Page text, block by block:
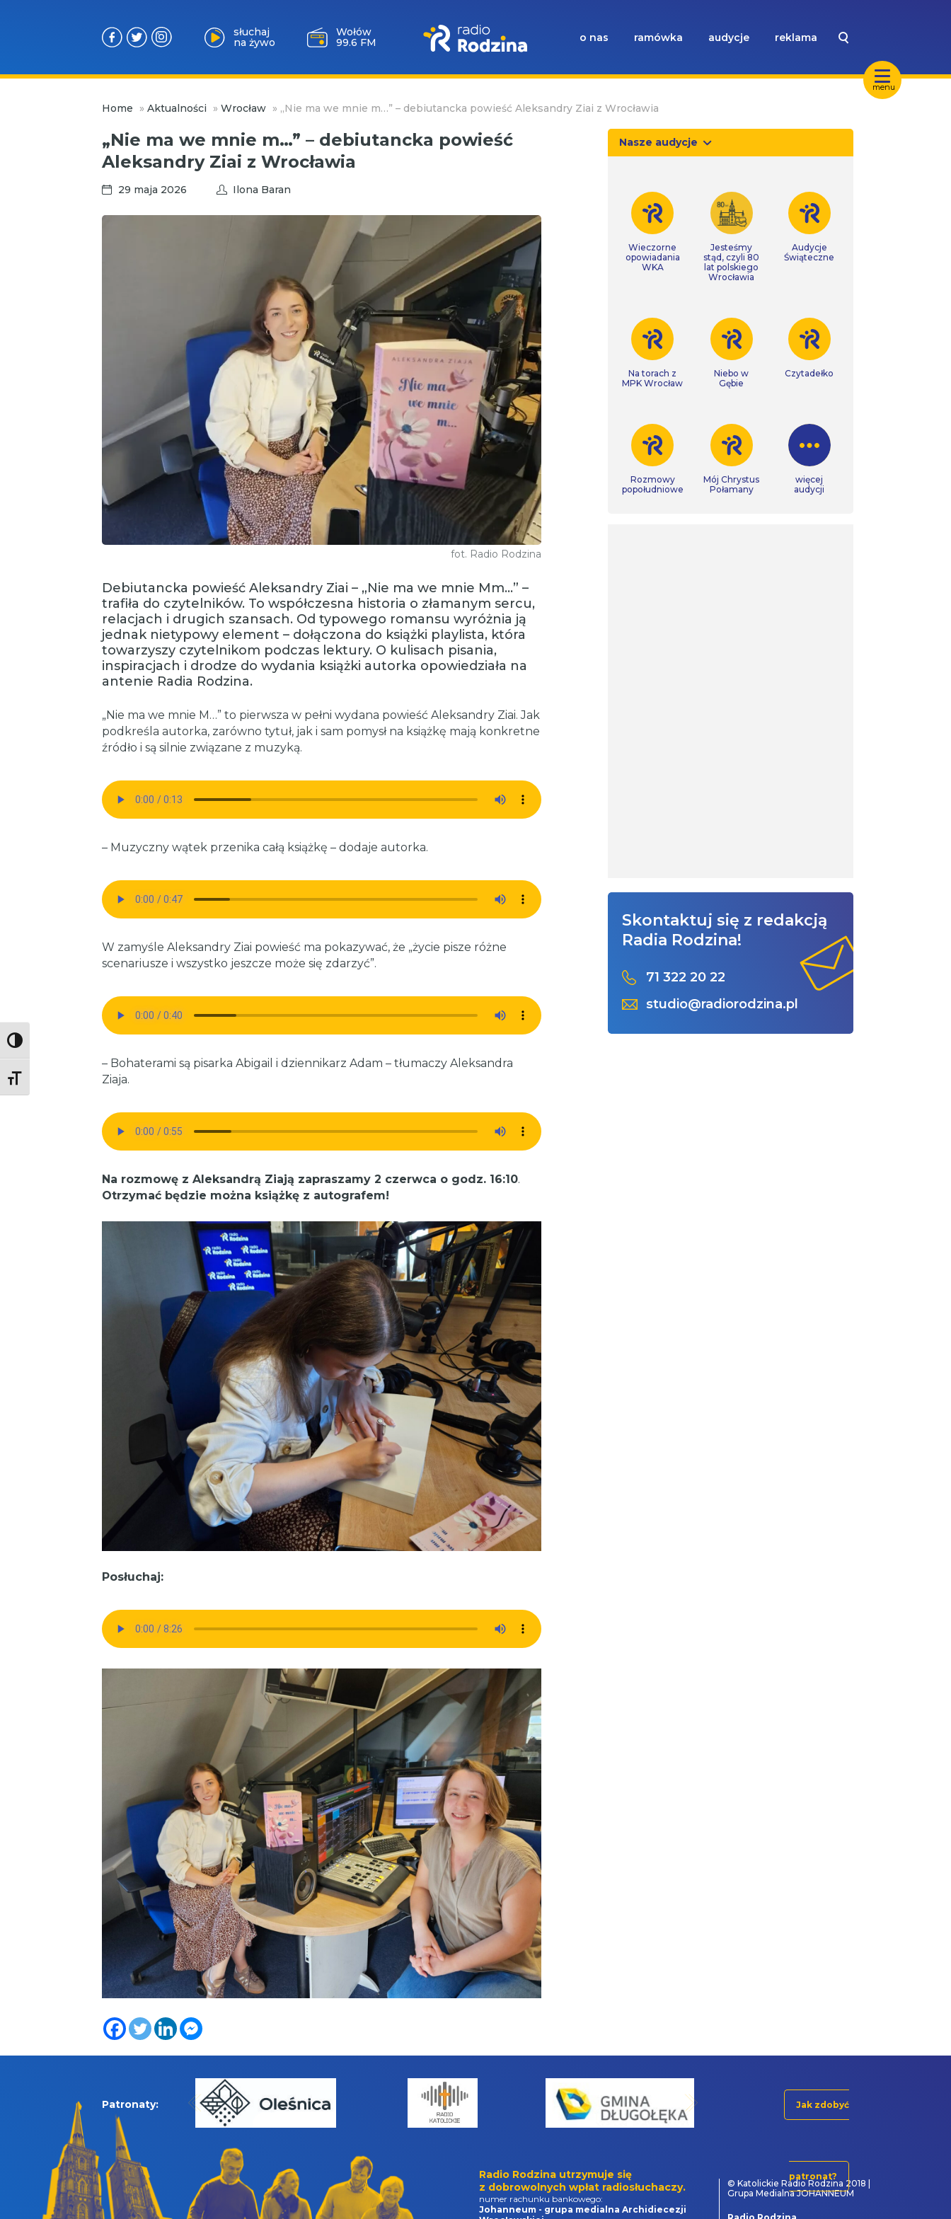
Toggle High Contrast
Toggle Font size
menu
słuchaj
na żywo
Wołów
99.6 FM
o nas ramówka audycje reklama
Home » Aktualności » Wrocław » „Nie ma we mnie m…” – debiutancka powieść Aleksandry Ziai z Wrocławia
„Nie ma we mnie m…” – debiutancka powieść
Aleksandry Ziai z Wrocławia
29 maja 2026 Ilona Baran
fot. Radio Rodzina
Debiutancka powieść Aleksandry Ziai – „Nie ma we mnie Mm…” –
trafiła do czytelników. To współczesna historia o złamanym sercu,
relacjach i drugich szansach. Od typowego romansu wyróżnia ją
jednak nietypowy element – dołączona do książki playlista, która
towarzyszy czytelnikom podczas lektury. O kulisach pisania,
inspiracjach i drodze do wydania książki autorka opowiedziała na
antenie Radia Rodzina.
„Nie ma we mnie M…” to pierwsza w pełni wydana powieść Aleksandry Ziai. Jak
podkreśla autorka, zarówno tytuł, jak i sam pomysł na książkę mają konkretne
źródło i są silnie związane z muzyką.
– Muzyczny wątek przenika całą książkę – dodaje autorka.
W zamyśle Aleksandry Ziai powieść ma pokazywać, że „życie pisze różne
scenariusze i wszystko jeszcze może się zdarzyć”.
– Bohaterami są pisarka Abigail i dziennikarz Adam – tłumaczy Aleksandra
Ziaja.
Na rozmowę z Aleksandrą Ziają zapraszamy 2 czerwca o godz. 16:10.
Otrzymać będzie można książkę z autografem!
Posłuchaj:
Nasze audycje
Wieczorne
opowiadania
WKA
Jesteśmy
stąd, czyli 80
lat polskiego
Wrocławia
Audycje
Świąteczne
Na torach z
MPK Wrocław
Niebo w
Gębie
Czytadełko
Rozmowy
popołudniowe
Mój Chrystus
Połamany
więcej
audycji
Skontaktuj się z redakcją
Radia Rodzina!
71 322 20 22
studio@radiorodzina.pl
Patronaty: Jak zdobyć
patronat?
Radio Rodzina utrzymuje się
z dobrowolnych wpłat radiosłuchaczy.
numer rachunku bankowego:
Johanneum - grupa medialna Archidiecezji
© Katolickie Radio Rodzina 2018 |
Grupa Medialna JOHANNEUM
Radio Rodzina